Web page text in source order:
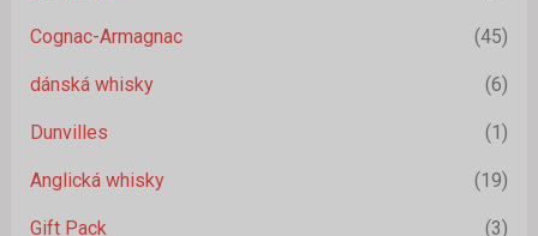
Cognac-Armagnac (45)
dánská whisky (6)
Dunvilles (1)
Anglická whisky (19)
Gift Pack (3)